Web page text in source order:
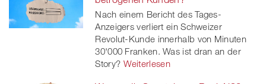
Nach einem Bericht des Tages-
Anzeigers verliert ein Schweizer
Revolut-Kunde innerhalb von Minuten
30'000 Franken. Was ist dran an der
Story? Weiterlesen